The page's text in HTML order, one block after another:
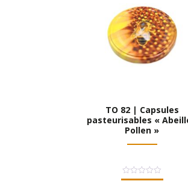
TO 82 | Capsules
pasteurisables «
Pollen »